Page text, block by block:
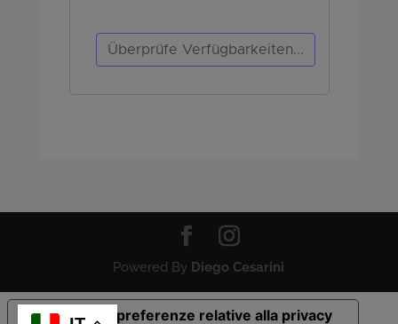
Powered By Diego Cesarini
Le tue preferenze relative alla privacy